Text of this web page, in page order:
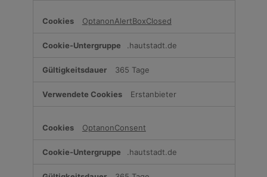
OptanonAlertBoxClosed
.hautstadt.de
365 Tage
Erstanbieter
OptanonConsent
.hautstadt.de